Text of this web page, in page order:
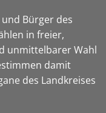
Bürger des
in freier,
unmittelbarer Wahl
damit
des Landkreises